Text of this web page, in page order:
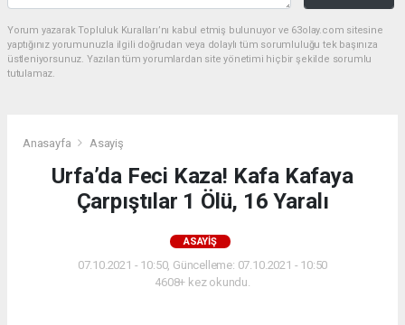
Yorum yazarak Topluluk Kuralları’nı kabul etmiş bulunuyor ve 63olay.com sitesine
yaptığınız yorumunuzla ilgili doğrudan veya dolaylı tüm sorumluluğu tek başınıza
üstleniyorsunuz. Yazılan tüm yorumlardan site yönetimi hiçbir şekilde sorumlu
tutulamaz.
Anasayfa Asayiş
Urfa’da Feci Kaza! Kafa Kafaya
Çarpıştılar 1 Ölü, 16 Yaralı
ASAYIŞ
07.10.2021 - 10:50, Güncelleme: 07.10.2021 - 10:50
4608+ kez okundu.